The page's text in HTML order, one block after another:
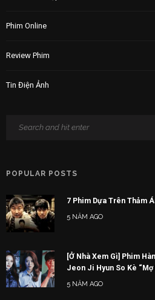
Phim Online
Review Phim
Tin Điện Ảnh
POPULAR POSTS
7 Phim Dựa Trên Thảm
5 NĂM AGO
[Ở Nhà Xem Gì] Phim
Jeon Ji Hyun So Kè
5 NĂM AGO